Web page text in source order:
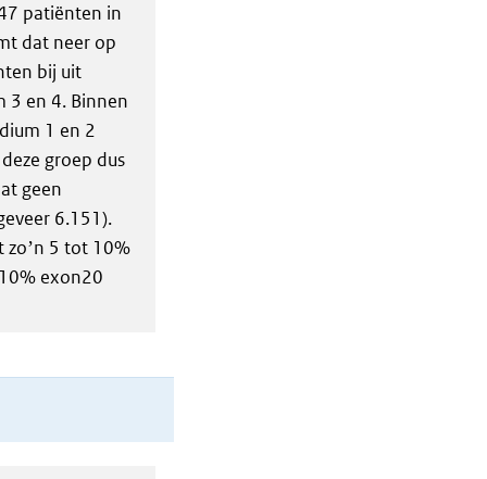
patiënten in
dat neer op
bij uit
3 en 4. Binnen
1 en 2
groep dus
geen
6.151).
zoʼn 5 tot 10%
exon20